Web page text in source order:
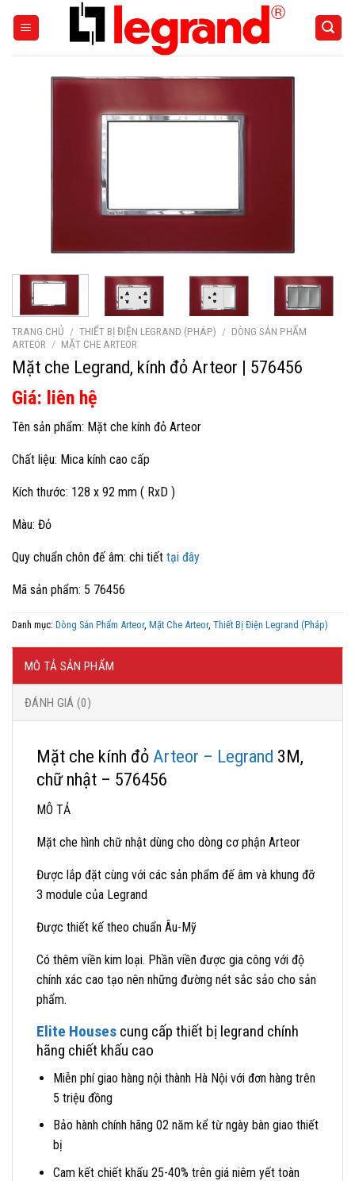
TRANG CHỦ / THIẾT BỊ ĐIỆN LEGRAND (PHÁP) / DÒNG SẢN PHẨM
ARTEOR / MẶT CHE ARTEOR
Mặt che Legrand, kính đỏ Arteor | 576456
Giá: liên hệ
Tên sản phẩm: Mặt che kính đỏ Arteor
Chất liệu: Mica kính cao cấp
Kích thước: 128 x 92 mm ( RxD )
Màu: Đỏ
Quy chuẩn chôn đế âm: chi tiết tại đây
Mã sản phẩm: 5 76456
Danh mục: Dòng Sản Phẩm Arteor, Mặt Che Arteor, Thiết Bị Điện Legrand (Pháp)
MÔ TẢ SẢN PHẨM
ĐÁNH GIÁ (0)
Mặt che kính đỏ Arteor – Legrand 3M,
chữ nhật – 576456
MÔ TẢ
Mặt che hình chữ nhật dùng cho dòng cơ phận Arteor
Được lắp đặt cùng với các sản phẩm đế âm và khung đỡ
3 module của Legrand
Được thiết kế theo chuẩn Âu-Mỹ
Có thêm viền kim loại. Phần viền được gia công với độ
chính xác cao tạo nên những đường nét sắc sảo cho sản
phẩm.
Elite Houses cung cấp thiết bị legrand chính
hãng chiết khấu cao
Miễn phí giao hàng nội thành Hà Nội với đơn hàng trên
5 triệu đồng
Bảo hành chính hãng 02 năm kể từ ngày bàn giao thiết
bị
Cam kết chiết khấu 25-40% trên giá niêm yết toàn